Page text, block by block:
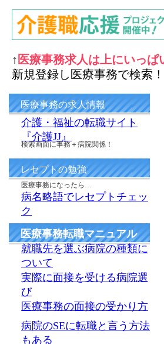
↑ 医療事務求人は上にいっぱ
新規登録し医療事務で検索！
医療事務の求人情報
介護・福祉の転職サイト
『介護JJ』
検索画面に事務＋病院関係！
レセプトの勉強
医療事務になったら…
病名略語でレセプトチェッ
ク
医療事務転職マニュアル
就職先を選ぶ病院の種類に
ついて
実際に面接を受ける病院選
び
医療事務の面接の受かり方
病院のSEに転職と言う方法
もある